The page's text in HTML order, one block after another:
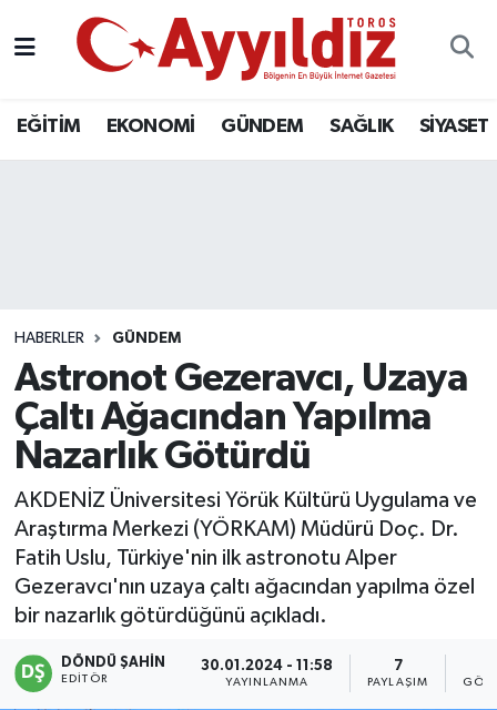
EĞİTİM EKONOMİ GÜNDEM SAĞLIK SİYASET
HABERLER GÜNDEM
Astronot Gezeravcı, Uzaya
Çaltı Ağacından Yapılma
Nazarlık Götürdü
AKDENİZ Üniversitesi Yörük Kültürü Uygulama ve
Araştırma Merkezi (YÖRKAM) Müdürü Doç. Dr.
Fatih Uslu, Türkiye'nin ilk astronotu Alper
Gezeravcı'nın uzaya çaltı ağacından yapılma özel
bir nazarlık götürdüğünü açıkladı.
DÖNDÜ ŞAHİN
EDITÖR
30.01.2024 - 11:58
YAYINLANMA
7
PAYLAŞIM